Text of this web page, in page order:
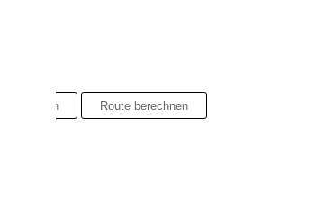
Finden Route berechnen